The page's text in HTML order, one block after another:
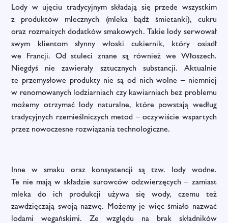
Lody w ujęciu tradycyjnym składają się przede wszystkim
z produktów mlecznych (mleka bądź śmietanki), cukru
oraz rozmaitych dodatków smakowych. Takie lody serwował
swym klientom słynny włoski cukiernik, który osiadł
we Francji. Od stuleci znane są również we Włoszech.
Niegdyś nie zawierały sztucznych substancji. Aktualnie
te przemysłowe produkty nie są od nich wolne – niemniej
w renomowanych lodziarniach czy kawiarniach bez problemu
możemy otrzymać lody naturalne, które powstają według
tradycyjnych rzemieślniczych metod – oczywiście wspartych
przez nowoczesne rozwiązania technologiczne.
Inne w smaku oraz konsystencji są tzw. lody wodne.
Te nie mają w składzie surowców odzwierzęcych – zamiast
mleka do ich produkcji używa się wody, czemu też
zawdzięczają swoją nazwę. Możemy je więc śmiało nazwać
lodami wegańskimi. Ze względu na brak składników